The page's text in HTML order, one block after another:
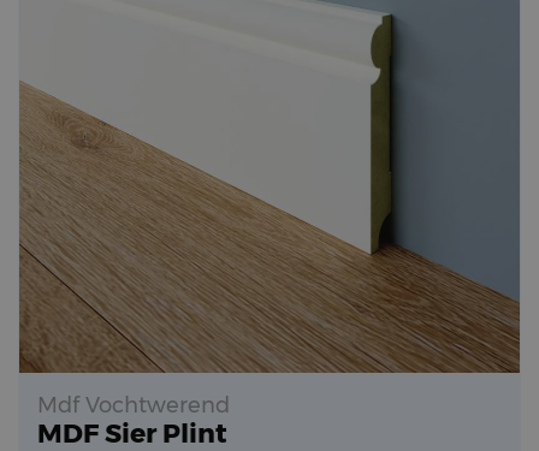
Mdf Vochtwerend
MDF Sier Plint